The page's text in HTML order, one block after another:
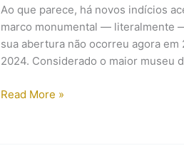
Ao que parece, há novos indícios
marco monumental — literalmente
sua abertura não ocorreu agora
2024. Considerado o maior museu
Grande
Read More »